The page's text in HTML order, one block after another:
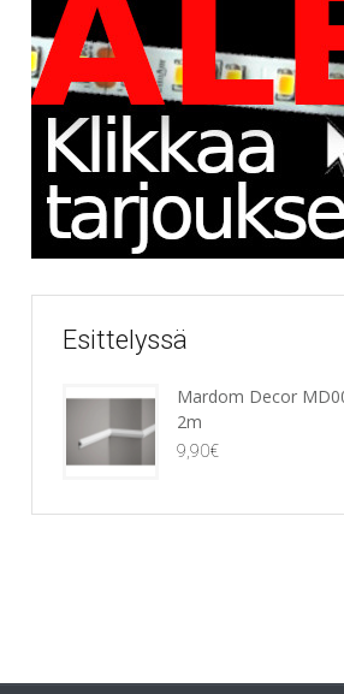
Esittelyssä
Mardom Decor
2m
9,90€